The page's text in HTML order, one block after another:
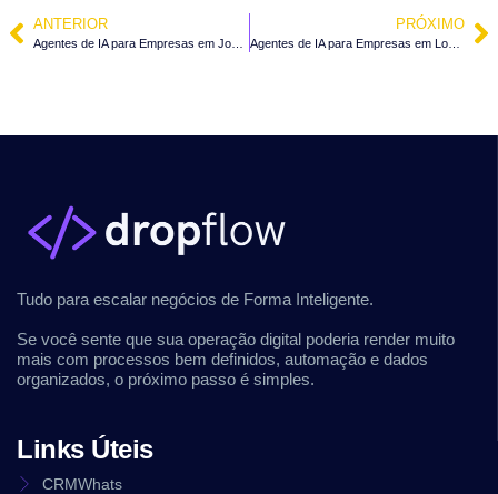
ANTERIOR PRÓXIMO
Agentes de IA para Empresas em Lontras – SC
Tudo para escalar negócios de Forma Inteligente.
Se você sente que sua operação digital poderia render muito
mais com processos bem definidos, automação e dados
organizados, o próximo passo é simples.
Links Úteis
CRMWhats